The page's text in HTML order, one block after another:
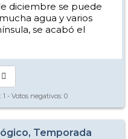
diciembre se puede
agua y varios
se acabó el
1 - Votos negativos: 0
Temporada